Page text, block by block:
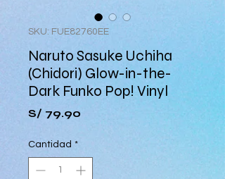
SKU: FUE82760EE
Naruto Sasuke Uchiha
(Chidori) Glow-in-the-
Dark Funko Pop! Vinyl
S/ 79.90
Cantidad *